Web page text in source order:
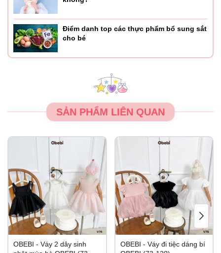
Điểm danh top các thực phẩm bổ sung sắt
cho bé
SẢN PHẨM LIÊN QUAN
OBEBI - Váy 2 dây sinh
OBEBI - Váy đi tiệc dáng bí